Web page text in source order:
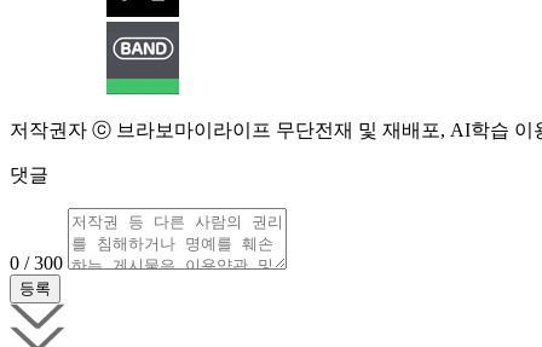
저작권자 ⓒ 브라보마이라이프 무단전재 및 재배포, AI학습 이
댓글
0 / 300